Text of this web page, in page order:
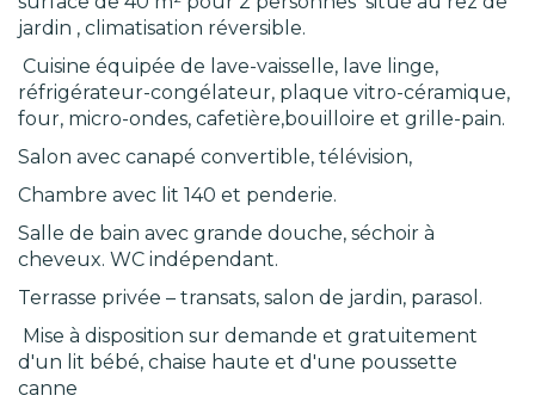
jardin , climatisation réversible.
Cuisine équipée de lave-vaisselle, lave linge,
réfrigérateur-congélateur, plaque vitro-céramique,
four, micro-ondes, cafetière,bouilloire et grille-pain.
Salon avec canapé convertible, télévision,
Chambre avec lit 140 et penderie.
Salle de bain avec grande douche, séchoir à
cheveux. WC indépendant.
Terrasse privée – transats, salon de jardin, parasol.
Mise à disposition sur demande et gratuitement
d'un lit bébé, chaise haute et d'une poussette
canne